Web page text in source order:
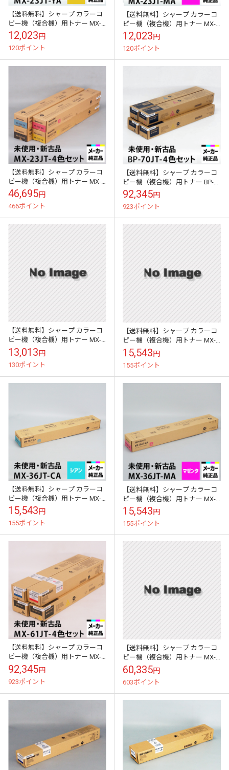
【送料無料】シャープ カラーコ
ピー機（複合機）用トナー MX-
23JT-YA （イエロー）適合機種
MX-2310F MX-251...
12,023円
120ポイント
【送料無料】シャープ カラーコ
ピー機（複合機）用トナー MX-
23JT-MA （マゼンダ）適合機種
MX-2310F MX-251...
12,023円
120ポイント
【送料無料】シャープ カラーコ
ピー機（複合機）用トナー MX-
23JT4色セット（ブラック、シア
ン、イエロー、マゼンダ）適合
機種M...
46,695円
466ポイント
【送料無料】シャープ カラーコ
ピー機（複合機）用トナー BP-
70JT4色セット（ブラック、シア
ン、イエロー、マゼンダ）適合
機種:...
92,345円
923ポイント
【送料無料】シャープ カラーコ
ピー機（複合機）用トナー MX-
36JT-BA （ブラック）適合機種
MX-2610FN MX-264...
13,013円
130ポイント
【送料無料】シャープ カラーコ
ピー機（複合機）用トナー MX-
36JT-YA （イエロー）適合機種：
MX-2610FN MX-26...
15,543円
155ポイント
【送料無料】シャープ カラーコ
ピー機（複合機）用トナー MX-
36JT-CA （シアン）適合機種：
MX-2610FN MX-264...
15,543円
155ポイント
【送料無料】シャープ カラーコ
ピー機（複合機）用トナー MX-
36JT-MA （マゼンダ）適合機
種：MX-2610FN MX-26...
15,543円
155ポイント
【送料無料】シャープ カラーコ
ピー機（複合機）用トナー MX-
61JT4色セット（ブラック、シア
ン、イエロー、マゼンダ）適合
機種:...
92,345円
923ポイント
【送料無料】シャープ カラーコ
ピー機（複合機）用トナー MX-
36JT4色セット（ブラック、シア
ン、イエロー、マゼンダ）適合
機種M...
60,335円
603ポイント